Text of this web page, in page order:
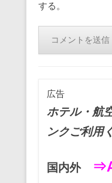
する。
広告
ホテル・航
ンクご利用
国内外